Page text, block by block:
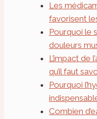
Les
favorisent
Pourquoi le
douleurs
L’impact de
qu’il faut
Pourquoi
Combien